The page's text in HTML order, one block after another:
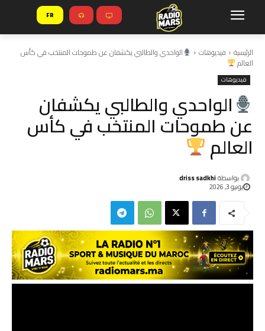
FR
الرئيسية فيديوهات الواحدي والطالبي يكشفان عن طموحات المنتخب في كأس
العالم
فيديوهات
الواحدي والطالبي يكشفان
عن طموحات المنتخب في كأس
العالم
بواسطةdriss sadkhi
يونيو 3, 2026